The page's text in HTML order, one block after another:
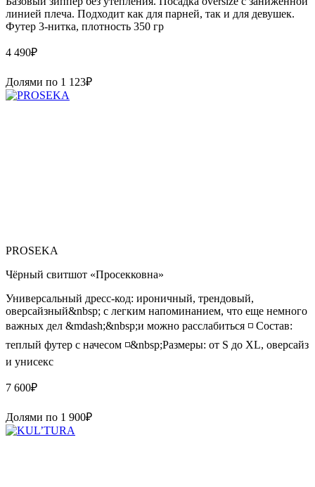
линией плеча. Подходит как для парней, так и для девушек.
Футер 3-нитка, плотность 350 гр
4 490₽
Долями по 1 123₽
PROSEKA
Чёрный свитшот «Просекковна»
Универсальный дресс-код: ироничный, трендовый,
оверсайзный&nbsp; с легким напоминанием, что еще немного
важных дел &mdash;&nbsp;и можно расслабиться ◽️ Состав:
теплый футер с начесом ◽️&nbsp;Размеры: от S до XL, оверсайз
и унисекс
7 600₽
Долями по 1 900₽